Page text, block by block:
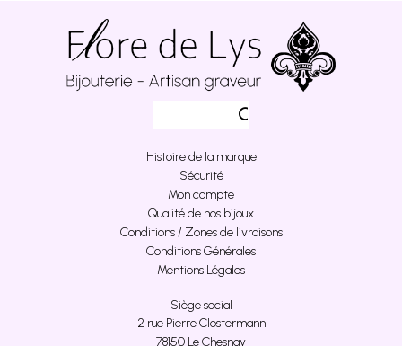
Histoire de la marque
Sécurité
Mon compte
Qualité de nos bijoux
Conditions / Zones de livraisons
Conditions Générales
Mentions Légales
Siège social
2 rue Pierre Clostermann
78150 Le Chesnay